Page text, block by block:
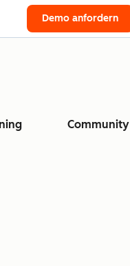
Demo anfordern
Community